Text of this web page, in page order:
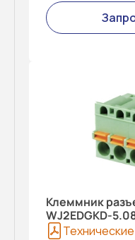
Клеммник
WJ2EDGKD-